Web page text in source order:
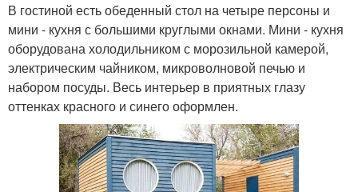
В гостиной есть обеденный стол на четыре персоны и
мини - кухня с большими круглыми окнами. Мини - кухня
оборудована холодильником с морозильной камерой,
электрическим чайником, микроволновой печью и
набором посуды. Весь интерьер в приятных глазу
оттенках красного и синего оформлен.